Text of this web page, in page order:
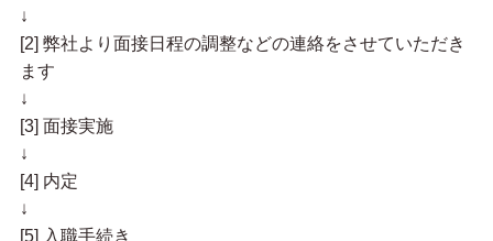
↓
[2] 弊社より面接日程の調整などの連絡をさせていただき
ます
↓
[3] 面接実施
↓
[4] 内定
↓
[5] 入職手続き